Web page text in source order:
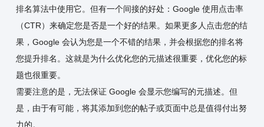
排名算法中使用它。但有一个间接的好处：Google 使用点击率
（CTR）来确定您是否是一个好的结果。如果更多人点击您的结
果，Google 会认为您是一个不错的结果，并会根据您的排名将
您提升排名。这就是为什么优化您的元描述很重要，优化您的标
题也很重要。
需要注意的是，无法保证 Google 会显示您编写的元描述。但
是，由于有可能，将其添加到您的帖子或页面中总是值得付出努
力的。